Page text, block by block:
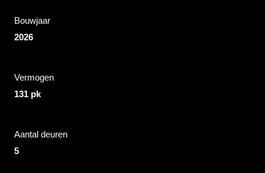
Bouwjaar
2026
Vermogen
131 pk
Aantal deuren
5